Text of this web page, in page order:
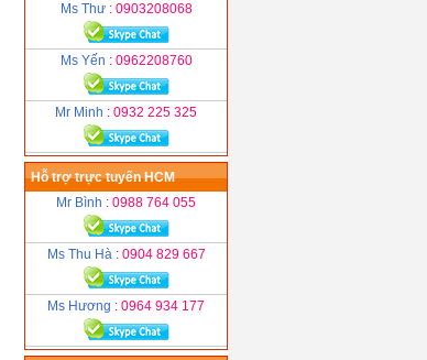
Ms Thư : 0903208068
Ms Yến : 0962208760
Mr Minh : 0932 225 325
Hỗ trợ trực tuyến HCM
Mr Bình : 0988 764 055
Ms Thu Hà : 0904 829 667
Ms Hương : 0964 934 177